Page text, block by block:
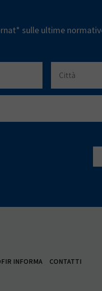
sulle ultime
INFORMA CONTATTI